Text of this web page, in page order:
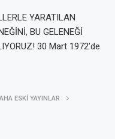
YARATILAN
BU GELENEĞİ
30 Mart 1972’de
ESKI YAYINLAR